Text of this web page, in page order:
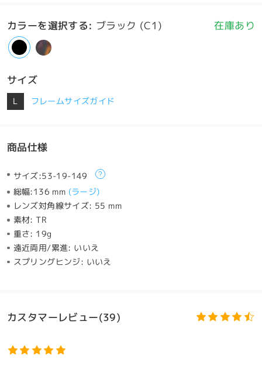
カラーを選択する: ブラック (C1) 在庫あり
サイズ
L フレームサイズガイド
商品仕様
サイズ:53-19-149
総幅:136 mm (ラージ)
レンズ対角線サイズ: 55 mm
素材:TR
重さ: 19g
遠近両用/累進: いいえ
スプリングヒンジ: いいえ
カスタマーレビュー(39)